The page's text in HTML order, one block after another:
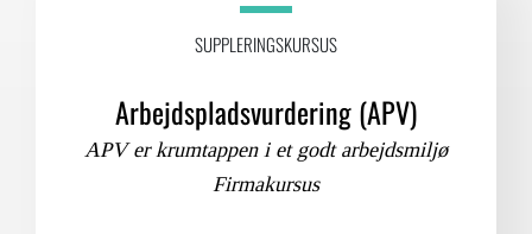
SUPPLERINGSKURSUS
Arbejdspladsvurdering (APV)
APV er krumtappen i et godt arbejdsmiljø
Firmakursus